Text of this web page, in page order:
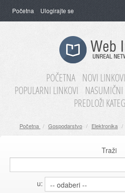
Početna Ulogirajte se
POČETNA NOVI LINKOVI
POPULARNI LINKOVI
NASUMIČNI
PREDLOŽI
Početna / Gospodarstvo / Elektronika /
Traži
u: